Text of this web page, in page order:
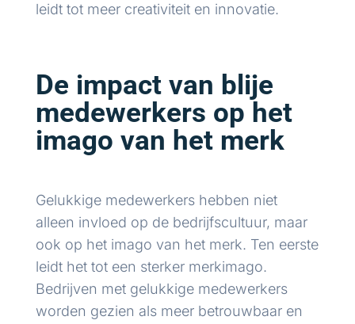
leidt tot meer creativiteit en innovatie.
De impact van blije
medewerkers op het
imago van het merk
Gelukkige medewerkers hebben niet
alleen invloed op de bedrijfscultuur, maar
ook op het imago van het merk. Ten eerste
leidt het tot een sterker merkimago.
Bedrijven met gelukkige medewerkers
worden gezien als meer betrouwbaar en